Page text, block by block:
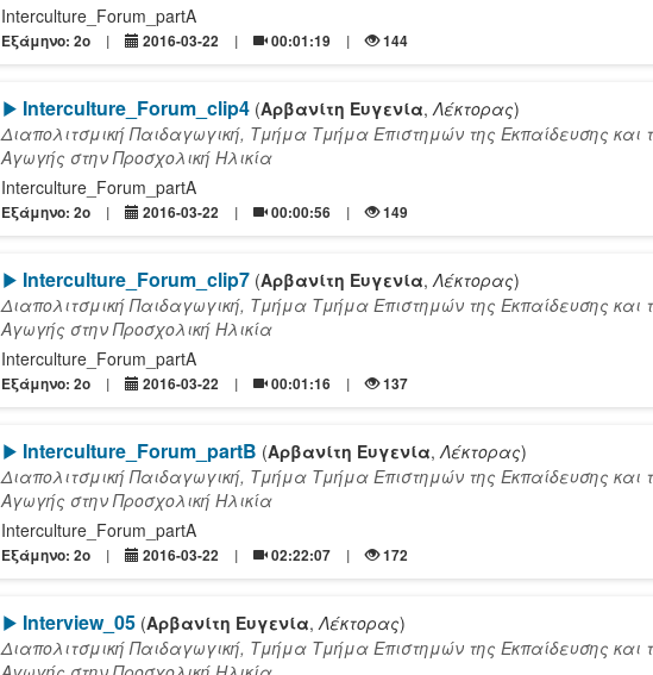
Interculture_Forum_partA
Εξάμηνο: 2o 2016-03-22 00:01:19 144
[Play]
Interculture_Forum_clip4 (Αρβανίτη Ευγενία,Λέκτορας)
Διαπολιτσμική Παιδαγωγική, Τμήμα Τμήμα Επιστημών της Εκπαίδευσης και
Αγωγής στην Προσχολική Ηλικία
Interculture_Forum_partA
Εξάμηνο: 2o 2016-03-22 00:00:56 149
[Play]
Interculture_Forum_clip7 (Αρβανίτη Ευγενία,Λέκτορας)
Διαπολιτσμική Παιδαγωγική, Τμήμα Τμήμα Επιστημών της Εκπαίδευσης και
Αγωγής στην Προσχολική Ηλικία
Interculture_Forum_partA
Εξάμηνο: 2o 2016-03-22 00:01:16 137
[Play]
Interculture_Forum_partB (Αρβανίτη Ευγενία,Λέκτορας)
Διαπολιτσμική Παιδαγωγική, Τμήμα Τμήμα Επιστημών της Εκπαίδευσης και
Αγωγής στην Προσχολική Ηλικία
Interculture_Forum_partA
Εξάμηνο: 2o 2016-03-22 02:22:07 172
[Play]
Interview_05 (Αρβανίτη Ευγενία,Λέκτορας)
Διαπολιτσμική Παιδαγωγική, Τμήμα Τμήμα Επιστημών της Εκπαίδευσης και